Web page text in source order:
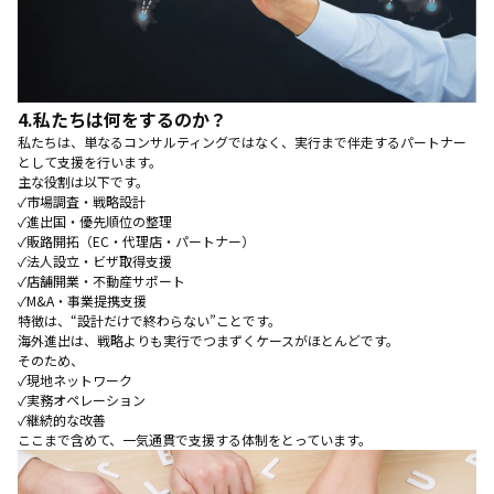
4.私たちは何をするのか？
私たちは、単なるコンサルティングではなく、実行まで伴走するパートナー
として支援を行います。
主な役割は以下です。
✓市場調査・戦略設計
✓進出国・優先順位の整理
✓販路開拓（EC・代理店・パートナー）
✓法人設立・ビザ取得支援
✓店舗開業・不動産サポート
✓M&A・事業提携支援
特徴は、“設計だけで終わらない”ことです。
海外進出は、戦略よりも実行でつまずくケースがほとんどです。
そのため、
✓現地ネットワーク
✓実務オペレーション
✓継続的な改善
ここまで含めて、一気通貫で支援する体制をとっています。